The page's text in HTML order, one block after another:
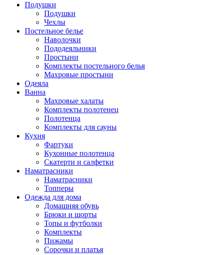
Подушки
Подушки
Чехлы
Постельное белье
Наволочки
Пододеяльники
Простыни
Комплекты постельного белья
Махровые простыни
Одеяла
Ванна
Махровые халаты
Комплекты полотенец
Полотенца
Комплекты для сауны
Кухня
Фартуки
Кухонные полотенца
Скатерти и салфетки
Наматрасники
Наматрасники
Топперы
Одежда для дома
Домашняя обувь
Брюки и шорты
Топы и футболки
Комплекты
Пижамы
Сорочки и платья